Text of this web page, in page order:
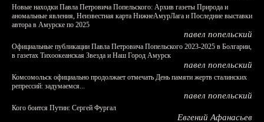
Новые находки Павла Петровича Попельского: Архив газеты Природа и
аномальные явления, Неизвестная карта НижнеАмурЛага и Последние выставки
автора в Амурске по 2025
павел попельский
Официальные публикации Павла Петровича Попельского 2023-2025 в Болгарии,
в газетах Тихоокеанская Звезда и Наш Город Амурск
павел попельский
Комсомольск официально продолжает отмечать День памяти жертв сталинских
репрессий: задумаемся...
павел попельский
Кого боится Путин: Сергей Фургал
Евгений Афанасьев